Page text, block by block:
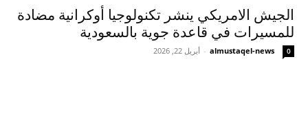
الجيش الامريكي ينشر تكنولوجيا أوكرانية مضادة
للمسيرات في قاعدة جوية بالسعودية
almustaqel-news
- أبريل 22, 2026 0